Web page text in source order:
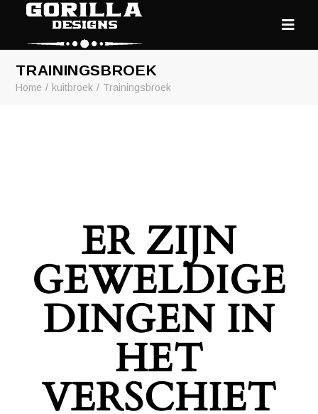
TRAININGSBROEK
Home kuitbroek Trainingsbroek
ER ZIJN
GEWELDIGE
DINGEN IN
HET
VERSCHIET